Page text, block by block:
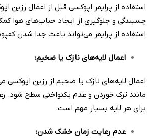
استفاده از پرایمر اپوکسی قبل از اعمال رزین
چسبندگی و جلوگیری از ایجاد حباب‌های هوا
استفاده از پرایمر می‌تواند باعث جدا شدن
اعمال لایه‌های نازک یا ضخیم:
اعمال لایه‌های نازک یا ضخیم از رزین اپوکسی
مانند ترک خوردن و عدم یکنواختی سطح
برای هر لایه بسیار مهم است.
عدم رعایت زمان خشک شدن: